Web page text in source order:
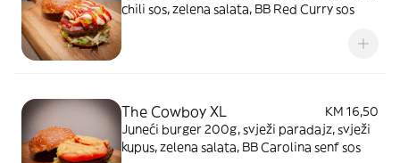
chili sos, zelena salata, BB Red Curry sos
The Cowboy XL
KM 16,50
Juneći burger 200g, svježi paradajz, svježi
kupus, zelena salata, BB Carolina senf sos